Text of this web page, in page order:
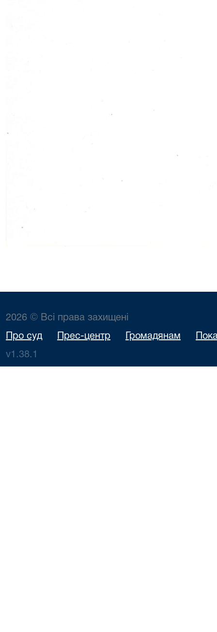
2026 © Всі права захищені
Про суд Прес-центр Громадянам
v1.38.1